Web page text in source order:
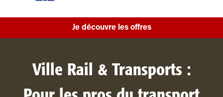
Je découvre les offres
Ville Rail & Transports :